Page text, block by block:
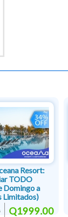
Resort:
TODO
Domingo a
Limitados)
Q1999.00